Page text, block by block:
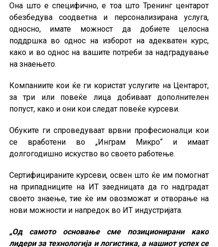
Она што е специфично, е тоа што Тренинг центарот
обезбедува соодветна и персонализирана услуга,
односно, имате можност да добиете целосна
поддршка во однос на изборот на адекватен курс,
како и во однос на вашите потреби за надградување
на знаењето.
Компаниите кои ќе ги користат услугите на Центарот,
за три или повеќе лица добиваат дополнителен
попуст, како и они кои следат повеќе курсеви.
Обуките ги спроведуваат врвни професионалци кои
се вработени во „Инграм Микро“ и имаат
долгогодишно искуство во своето работење.
Сертифицираните курсеви, освен што ќе им помогнат
на припадниците на ИТ заедницата да го надградат
своето знаење, тие ќе им овозможат и отворање на
нови можности и напредок во ИТ индустријата.
„Од самото основање сме позиционирани како
лидери за технологија и логистика, а нашиот успех се